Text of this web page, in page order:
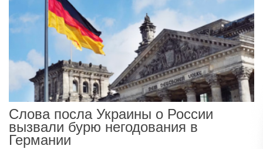
Слова посла Украины о России
вызвали бурю негодования в
Германии